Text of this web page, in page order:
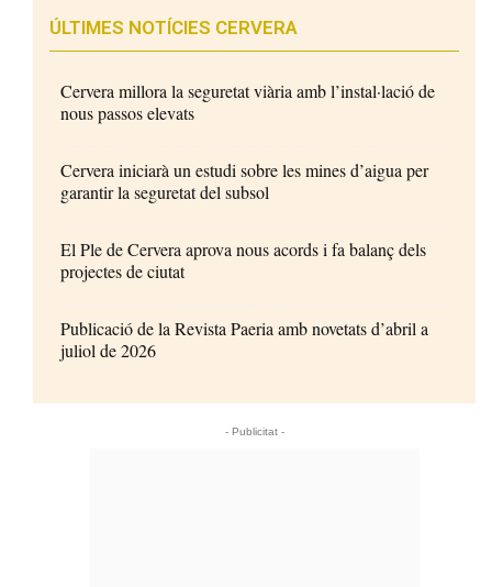
ÚLTIMES NOTÍCIES CERVERA
Cervera millora la seguretat viària amb l’instal·lació de
nous passos elevats
Cervera iniciarà un estudi sobre les mines d’aigua per
garantir la seguretat del subsol
El Ple de Cervera aprova nous acords i fa balanç dels
projectes de ciutat
Publicació de la Revista Paeria amb novetats d’abril a
juliol de 2026
- Publicitat -